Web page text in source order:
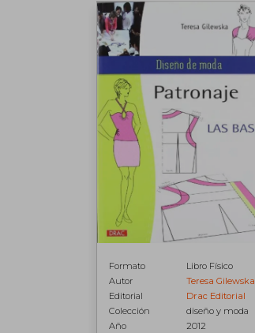
Formato
Libro Físico
Autor
Teresa Gilewska
Editorial
Drac Editorial
Colección
diseño y moda
Año
2012